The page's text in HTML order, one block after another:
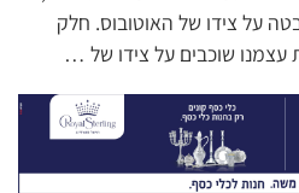
על צידו של האוטובוס. חלק
עצמנו שוכבים על צידו של …